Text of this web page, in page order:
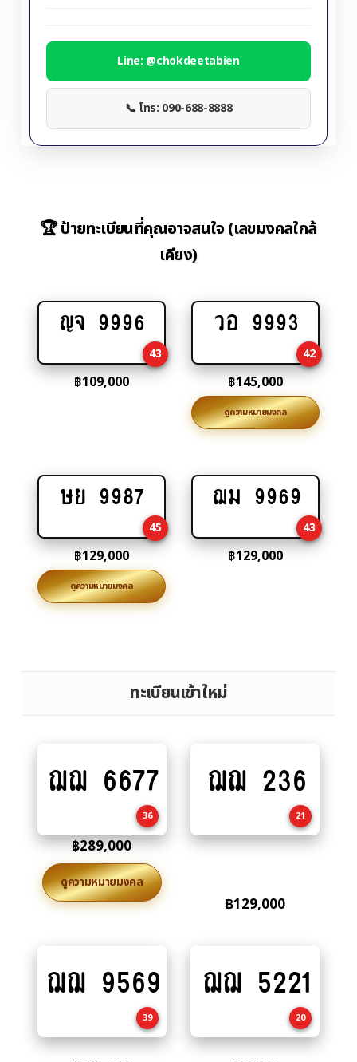
Line: @chokdeetabien
📞 โทร: 090-688-8888
🏆 ป้ายทะเบียนที่คุณอาจสนใจ (เลขมงคลใกล้
เคียง)
Add
cart
ญจ 9996
43
฿109,000
Add
cart
วอ 9993
42
฿145,000
ดูความหมายมงคล
Add
cart
ษย 9987
45
฿129,000
ดูความหมายมงคล
Add
cart
ฌม 9969
43
฿129,000
ทะเบียนเข้าใหม่
to
ฌฌ 6677
36
฿289,000
ดูความหมายมงคล
to
ฌฌ 236
21
฿129,000
to
ฌฌ 9569
39
to
ฌฌ 5221
20